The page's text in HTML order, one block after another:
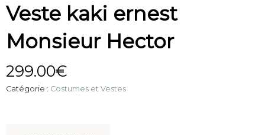
Veste kaki ernest
Monsieur Hector
299.00€
Catégorie : Costumes et Vestes